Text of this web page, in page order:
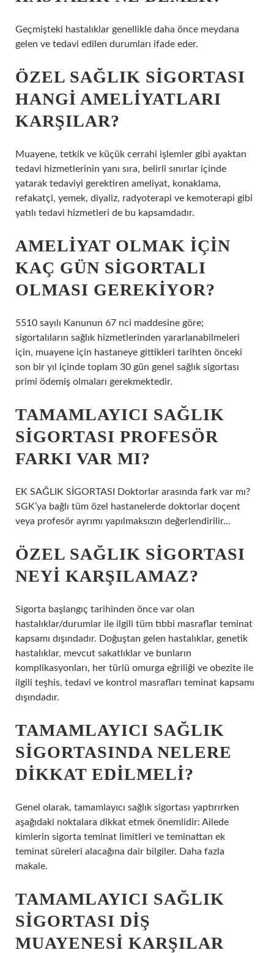
Geçmişteki hastalıklar genellikle daha önce meydana
gelen ve tedavi edilen durumları ifade eder.
ÖZEL SAĞLIK SIGORTASI
HANGI AMELIYATLARI
KARŞILAR?
Muayene, tetkik ve küçük cerrahi işlemler gibi ayaktan
tedavi hizmetlerinin yanı sıra, belirli sınırlar içinde
yatarak tedaviyi gerektiren ameliyat, konaklama,
refakatçi, yemek, diyaliz, radyoterapi ve kemoterapi gibi
yatılı tedavi hizmetleri de bu kapsamdadır.
AMELIYAT OLMAK IÇIN
KAÇ GÜN SIGORTALI
OLMASI GEREKIYOR?
5510 sayılı Kanunun 67 nci maddesine göre;
sigortalıların sağlık hizmetlerinden yararlanabilmeleri
için, muayene için hastaneye gittikleri tarihten önceki
son bir yıl içinde toplam 30 gün genel sağlık sigortası
primi ödemiş olmaları gerekmektedir.
TAMAMLAYICI SAĞLIK
SIGORTASI PROFESÖR
FARKI VAR MI?
EK SAĞLIK SİGORTASI Doktorlar arasında fark var mı?
SGK’ya bağlı tüm özel hastanelerde doktorlar doçent
veya profesör ayrımı yapılmaksızın değerlendirilir…
ÖZEL SAĞLIK SIGORTASI
NEYI KARŞILAMAZ?
Sigorta başlangıç ​​tarihinden önce var olan
hastalıklar/durumlar ile ilgili tüm tıbbi masraflar teminat
kapsamı dışındadır. Doğuştan gelen hastalıklar, genetik
hastalıklar, mevcut sakatlıklar ve bunların
komplikasyonları, her türlü omurga eğriliği ve obezite ile
ilgili teşhis, tedavi ve kontrol masrafları teminat kapsamı
dışındadır.
TAMAMLAYICI SAĞLIK
SIGORTASINDA NELERE
DIKKAT EDILMELI?
Genel olarak, tamamlayıcı sağlık sigortası yaptırırken
aşağıdaki noktalara dikkat etmek önemlidir: Ailede
kimlerin sigorta teminat limitleri ve teminattan ek
teminat süreleri alacağına dair bilgiler. Daha fazla
makale.
TAMAMLAYICI SAĞLIK
SIGORTASI DIŞ
MUAYENESI KARŞILAR